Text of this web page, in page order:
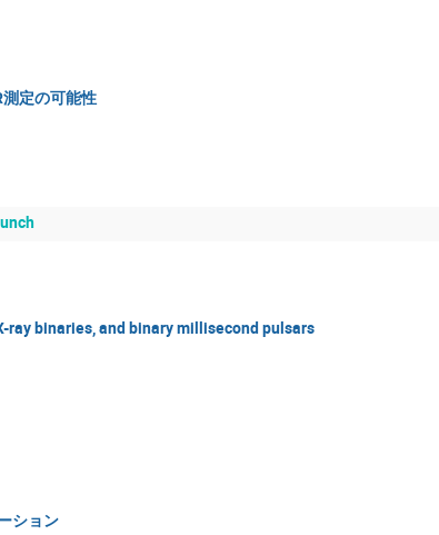
定の可能性
ray binaries, and binary millisecond pulsars
ション